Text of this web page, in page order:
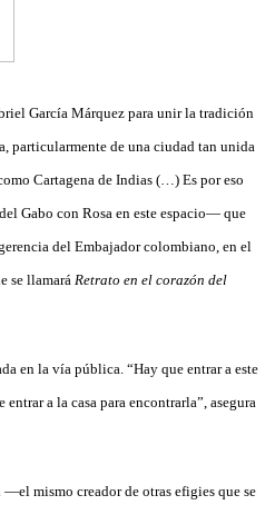
García Márquez para unir la tradición
particularmente de una ciudad tan unida
Cartagena de Indias (…) Es por eso
Gabo con Rosa en este espacio— que
del Embajador colombiano, en el
se llamará Retrato en el corazón del
en la vía pública. “Hay que entrar a este
a la casa para encontrarla”, asegura
mismo creador de otras efigies que se